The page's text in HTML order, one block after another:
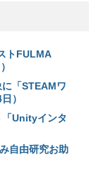
トFULMA
「STEAMワ
）
「Unityインタ
自由研究お助